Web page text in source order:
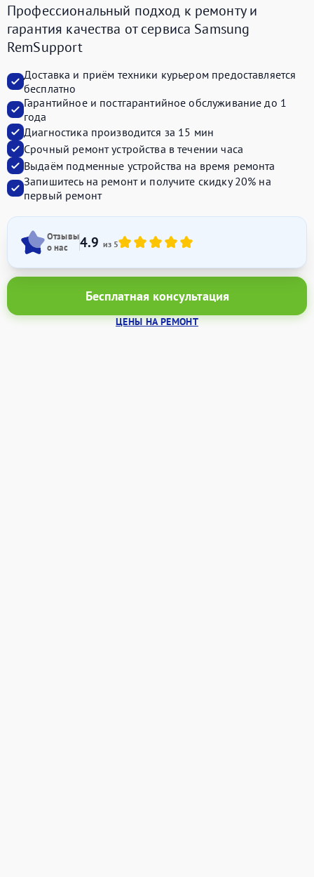
Профессиональный подход к ремонту и
гарантия качества от сервиса Samsung
RemSupport
Доставка и приём техники курьером предоставляется
бесплатно
Гарантийное и постгарантийное обслуживание до 1
года
Диагностика производится за 15 мин
Срочный ремонт устройства в течении часа
Выдаём подменные устройства на время ремонта
Запишитесь на ремонт и получите скидку 20% на
первый ремонт
Отзывы
о нас
4.9 из 5
Бесплатная консультация
ЦЕНЫ НА РЕМОНТ